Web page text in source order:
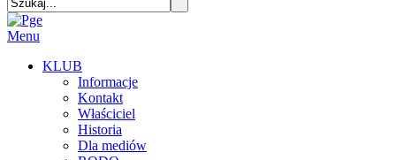
Menu
KLUB
Informacje
Kontakt
Właściciel
Historia
Dla mediów